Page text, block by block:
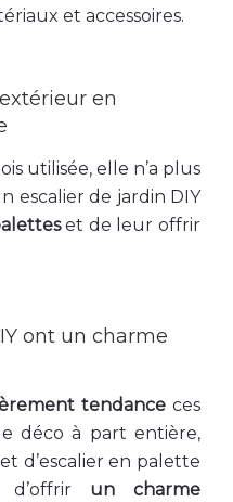
et accessoires.
en
utilisée, elle n’a plus
escalier de jardin DIY
et de leur offrir
ont un charme
tendance ces
déco à part entière,
d’escalier en palette
d’offrir un charme